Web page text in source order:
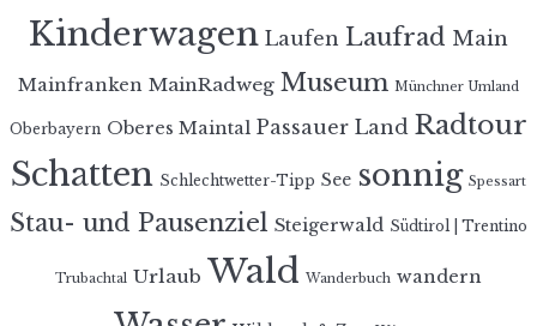
Kinderwagen Laufen Laufrad Main
Mainfranken MainRadweg Museum Münchner Umland
Oberbayern Oberes Maintal Passauer Land Radtour
Schatten Schlechtwetter-Tipp See sonnig Spessart
Stau- und Pausenziel Steigerwald Südtirol | Trentino
Trubachtal Urlaub Wald Wanderbuch wandern